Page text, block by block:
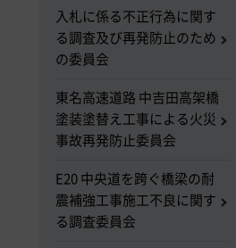
入札に係る不正行為に関す
る調査及び再発防止のため
の委員会
東名高速道路 中吉田高架橋
塗装塗替え工事による火災
事故再発防止委員会
E20 中央道を跨ぐ橋梁の耐
震補強工事施工不良に関す
る調査委員会